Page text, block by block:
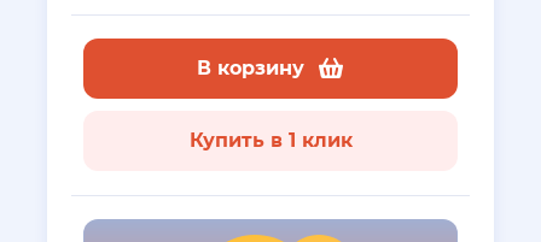
В корзину
Купить в 1 клик